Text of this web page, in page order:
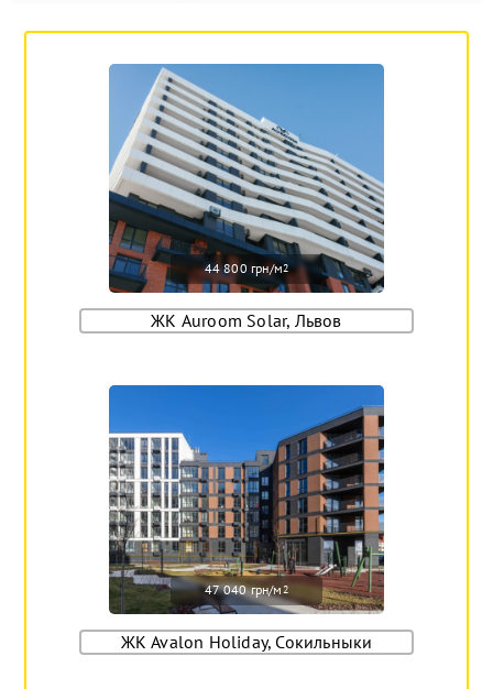
44 800 грн/м2
ЖК Auroom Solar, Львов
47 040 грн/м2
ЖК Avalon Holiday, Сокильныки